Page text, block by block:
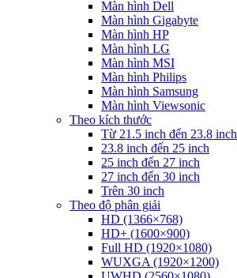
Màn hình Dell
Màn hình Gigabyte
Màn hình HP
Màn hình LG
Màn hình MSI
Màn hình Philips
Màn hình Samsung
Màn hình Viewsonic
Theo kích thước
Từ 21.5 inch đến 23.8 inch
23.8 inch đến 25 inch
25 inch đến 27 inch
27 inch đến 30 inch
Trên 30 inch
Theo độ phân giải
HD (1366×768)
HD+ (1600×900)
Full HD (1920×1080)
WUXGA (1920×1200)